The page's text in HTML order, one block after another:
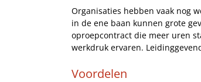
Organisaties hebben vaak nog
in de ene baan kunnen grote
oproepcontract die meer uren
werkdruk ervaren.
Voordelen